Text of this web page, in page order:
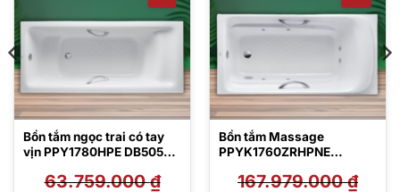
Bồn tắm ngọc trai có tay
vịn PPY1780HPE DB505R-
63.759.000₫
Bồn tắm Massage
PPYK1760ZRHPNE
167.979.000₫